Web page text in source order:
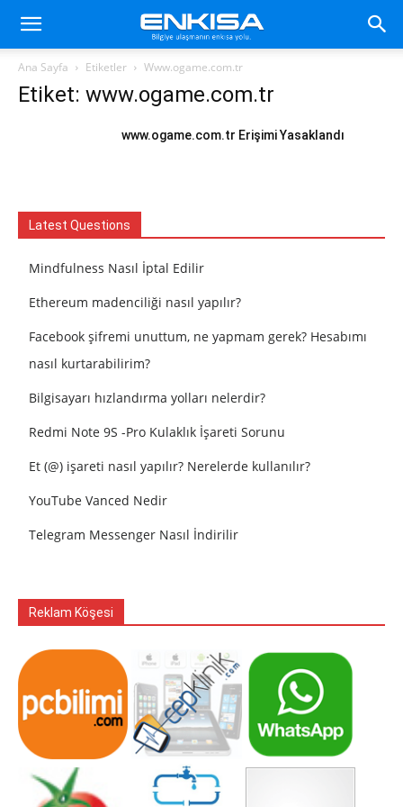
Ana Sayfa Etiketler Www.ogame.com.tr
Etiket: www.ogame.com.tr
www.ogame.com.tr Erişimi Yasaklandı
Latest Questions
Mindfulness Nasıl İptal Edilir
Ethereum madenciliği nasıl yapılır?
Facebook şifremi unuttum, ne yapmam gerek? Hesabımı
nasıl kurtarabilirim?
Bilgisayarı hızlandırma yolları nelerdir?
Redmi Note 9S -Pro Kulaklık İşareti Sorunu
Et (@) işareti nasıl yapılır? Nerelerde kullanılır?
YouTube Vanced Nedir
Telegram Messenger Nasıl İndirilir
Reklam Köşesi